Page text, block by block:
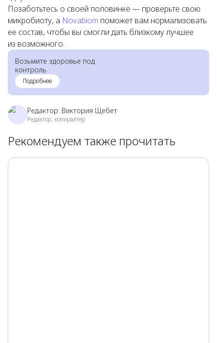
Позаботьтесь о своей половинке — проверьте свою
микробиоту, а Novabiom поможет вам нормализовать
ее состав, чтобы вы смогли дать близкому лучшее
из возможного.
Возьмите здоровье под
контроль
Подробнее
Редактор: Виктория Щебет
Редактор, копирайтер
Рекомендуем также прочитать